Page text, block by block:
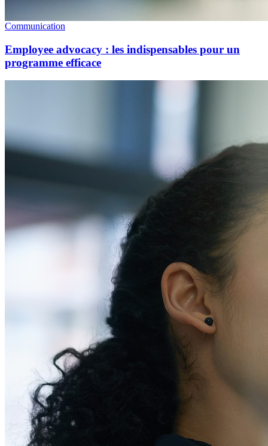
Communication
Employee advocacy : les indispensables pour un
programme efficace